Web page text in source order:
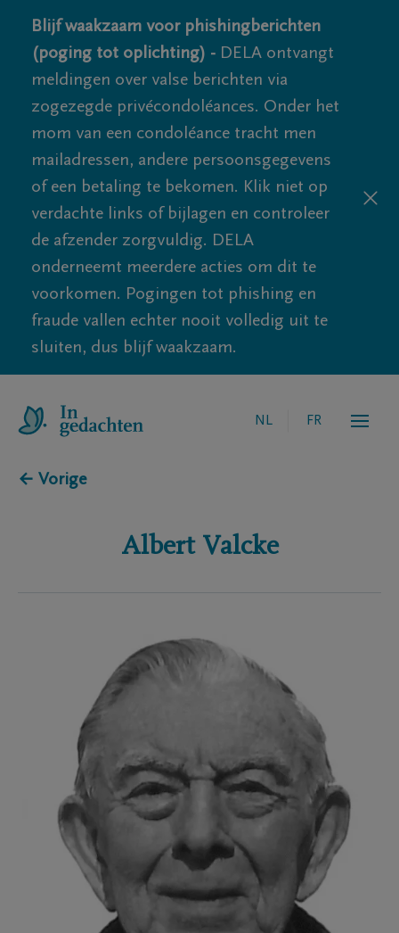
Blijf waakzaam voor phishingberichten
(poging tot oplichting) - DELA ontvangt
meldingen over valse berichten via
zogezegde privécondoléances. Onder het
mom van een condoléance tracht men
mailadressen, andere persoonsgegevens
of een betaling te bekomen. Klik niet op
verdachte links of bijlagen en controleer
de afzender zorgvuldig. DELA
onderneemt meerdere acties om dit te
voorkomen. Pogingen tot phishing en
fraude vallen echter nooit volledig uit te
sluiten, dus blijf waakzaam.
NL FR
← Vorige
Albert Valcke